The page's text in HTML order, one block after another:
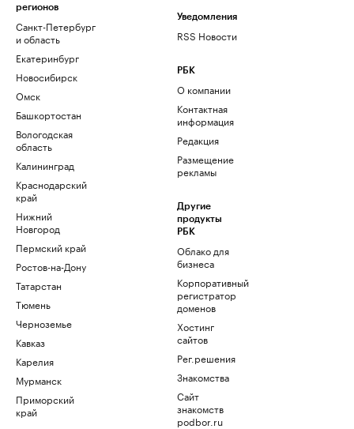
регионов
Санкт-Петербург
и область
Екатеринбург
Новосибирск
Омск
Башкортостан
Вологодская
область
Калининград
Краснодарский
край
Нижний
Новгород
Пермский край
Ростов-на-Дону
Татарстан
Тюмень
Черноземье
Кавказ
Карелия
Мурманск
Приморский
край
Уведомления
RSS Новости
РБК
О компании
Контактная
информация
Редакция
Размещение
рекламы
Другие
продукты
РБК
Облако для
бизнеса
Корпоративный
регистратор
доменов
Хостинг
сайтов
Рег.решения
Знакомства
Сайт
знакомств
podbor.ru